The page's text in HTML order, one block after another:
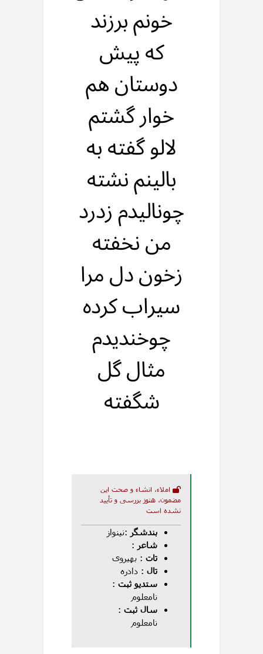
خونم برزند
که پیش
دوستان هم
خوار گشتم
لالو گفته به
بالینم نشته
چونالیدم زدرد
من نخفته
زخون دل مرا
سیراب کرده
چوخندیدم
مثال گل
شگفته
املاء، انشاء و صحت این
مضمون، هنوز بررسی و تأیید
نشده است
بندشگر :نینواز
شاعر :
تات : بهیروی
تال : دادره
ستدیو ثبت :
نامعلوم
سال ثبت :
نامعلوم